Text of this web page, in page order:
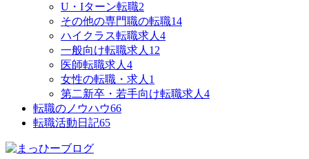
U・Iターン転職2
その他の専門職の転職14
ハイクラス転職求人 4
一般向け転職求人 12
医師転職求人 4
女性の転職・求人 1
第二新卒・若手向け転職求人 4
転職のノウハウ66
転職活動日記65